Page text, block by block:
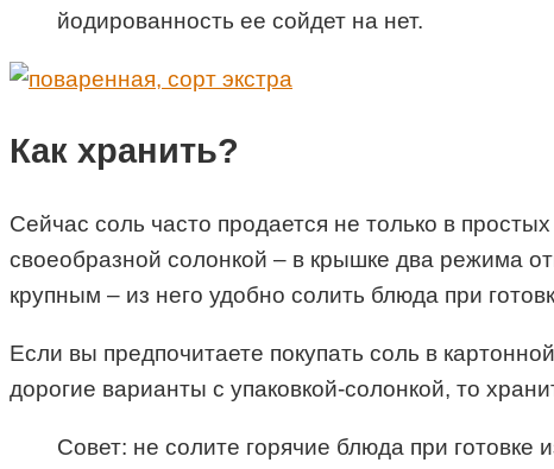
йодированность ее сойдет на нет.
Как хранить?
Сейчас соль часто продается не только в
своеобразной солонкой – в крышке два режима
крупным – из него удобно солить блюда при
Если вы предпочитаете покупать соль в
дорогие варианты с упаковкой-солонкой, то
Совет: не солите горячие блюда при